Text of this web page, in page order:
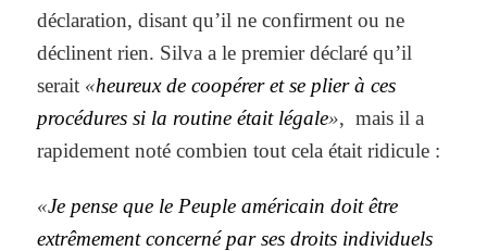
déclaration, disant qu’il ne confirment ou ne
déclinent rien. Silva a le premier déclaré qu’il
serait «heureux de coopérer et se plier à ces
procédures si la routine était légale», mais il a
rapidement noté combien tout cela était ridicule :
«Je pense que le Peuple américain doit être
extrêmement concerné par ses droits individuels